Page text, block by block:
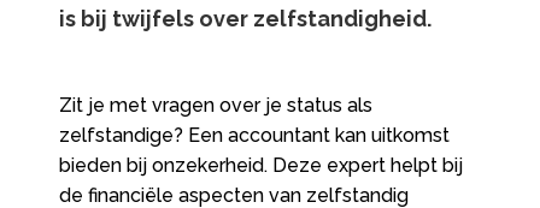
is bij twijfels over zelfstandigheid.​
Zit je met vragen over je status als
zelfstandige? Een accountant kan uitkomst
bieden bij onzekerheid. Deze expert helpt bij
de financiële aspecten van zelfstandig